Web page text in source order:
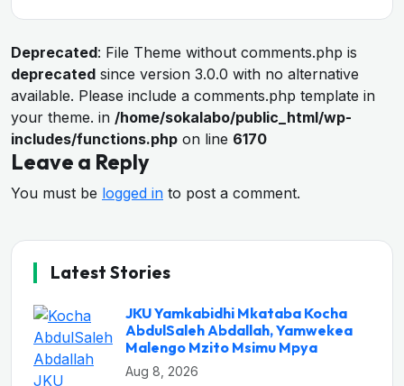
Deprecated: File Theme without comments.php is
deprecated since version 3.0.0 with no alternative
available. Please include a comments.php template in
your theme. in /home/sokalabo/public_html/wp-
includes/functions.php on line 6170
Leave a Reply
You must be logged in to post a comment.
Latest Stories
JKU Yamkabidhi Mkataba Kocha
AbdulSaleh Abdallah, Yamwekea
Malengo Mzito Msimu Mpya
Aug 8, 2026